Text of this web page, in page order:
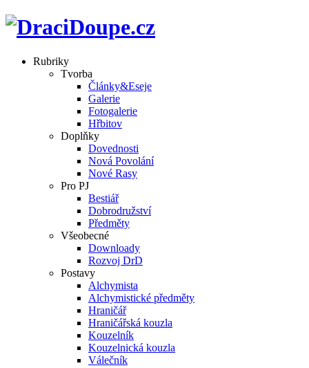
Rubriky
Tvorba
Články&Eseje
Galerie
Fotogalerie
Hřbitov
Doplňky
Dovednosti
Nová Povolání
Nové Rasy
Pro PJ
Bestiář
Dobrodružství
Předměty
Všeobecné
Downloady
Rozvoj DrD
Postavy
Alchymista
Alchymistické předměty
Hraničář
Hraničářská kouzla
Kouzelník
Kouzelnická kouzla
Válečník